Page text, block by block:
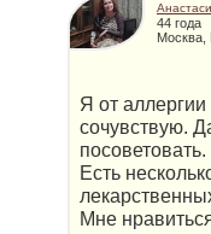
44 года
Москва,
Я от
сочувствую.
посоветовать.
Есть
Мне